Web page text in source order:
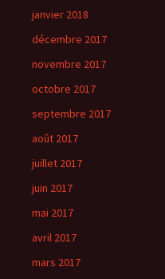
janvier 2018
décembre 2017
novembre 2017
octobre 2017
septembre 2017
août 2017
juillet 2017
juin 2017
mai 2017
avril 2017
mars 2017